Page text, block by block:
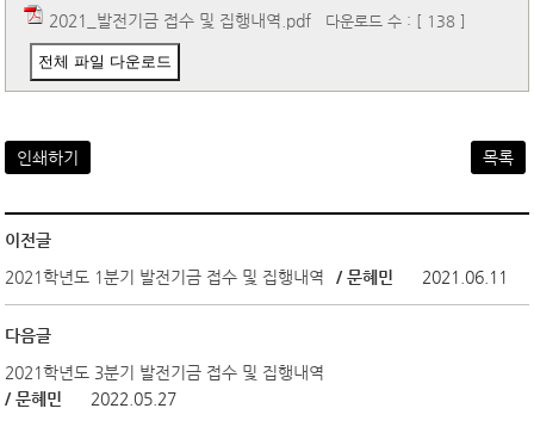
2021_발전기금 접수 및 집행내역.pdf 다운로드 수 : [ 138 ]
전체 파일 다운로드
인쇄하기 목록
이전글
2021학년도 1분기 발전기금 접수 및 집행내역
/ 문혜민 2021.06.11
다음글
2021학년도 3분기 발전기금 접수 및 집행내역
/ 문혜민
2022.05.27